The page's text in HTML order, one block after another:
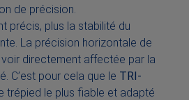
de précision.
précis, plus la stabilité du
La précision horizontale de
directement affectée par la
C’est pour cela que le TRI-
trépied le plus fiable et adapté